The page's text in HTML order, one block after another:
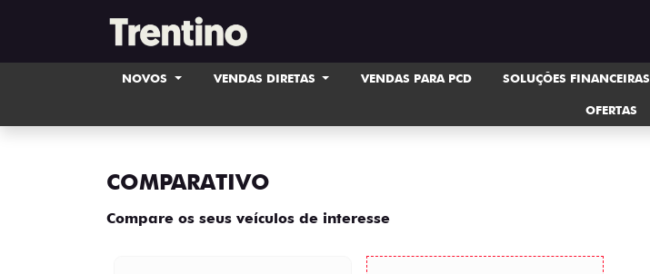
NOVOS VENDAS DIRETAS VENDAS PARA PCD SOLUÇÕES FINANCEIRAS
OFERTAS
COMPARATIVO
Compare os seus veículos de interesse